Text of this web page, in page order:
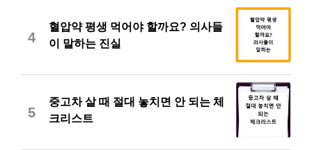
4
혈압약 평생 먹어야 할까요? 의사들
이 말하는 진실
5
중고차 살 때 절대 놓치면 안 되는 체
크리스트